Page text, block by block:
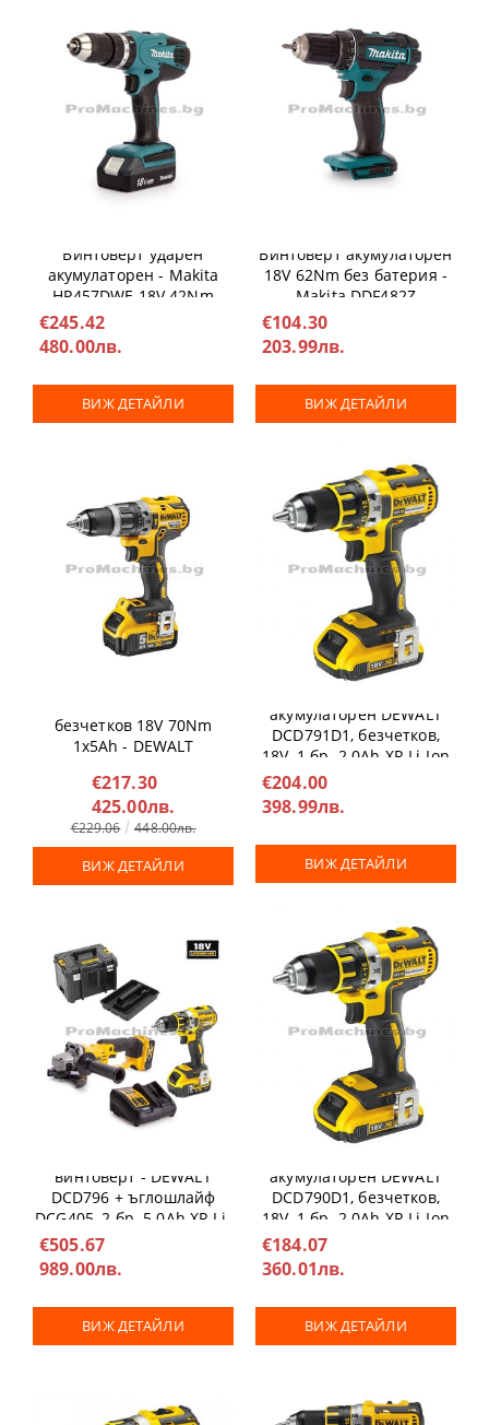
Винтоверт ударен
акумулаторен - Makita
HP457DWE 18V 42Nm
€245.42
480.00лв.
ВИЖ ДЕТАЙЛИ
Винтоверт акумулаторен
18V 62Nm без батерия -
Makita DDF482Z
€104.30
203.99лв.
ВИЖ ДЕТАЙЛИ
безчетков 18V 70Nm
1x5Ah - DEWALT
€217.30
425.00лв.
€229.06 448.00лв.
ВИЖ ДЕТАЙЛИ
акумулаторен DEWALT
DCD791D1, безчетков,
18V, 1 бр. 2.0Ah XR Li-Ion
батерия, куфар
€204.00
398.99лв.
ВИЖ ДЕТАЙЛИ
винтоверт - DEWALT
DCD796 + ъглошлайф
DCG405, 2 бр. 5.0Ah XR Li-
Ion батерии, куфар
€505.67
989.00лв.
ВИЖ ДЕТАЙЛИ
акумулаторен DEWALT
DCD790D1, безчетков,
18V, 1 бр. 2.0Ah XR Li-Ion
батерия, куфар
€184.07
360.01лв.
ВИЖ ДЕТАЙЛИ